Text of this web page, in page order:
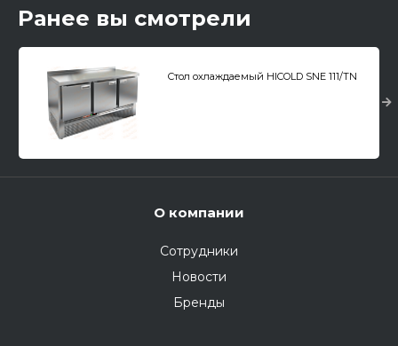
Ранее вы смотрели
Стол охлаждаемый HICOLD SNE 111/TN
О компании
Сотрудники
Новости
Бренды